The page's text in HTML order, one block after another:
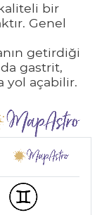
bir
Genel
getirdiği
gastrit,
yol açabilir.